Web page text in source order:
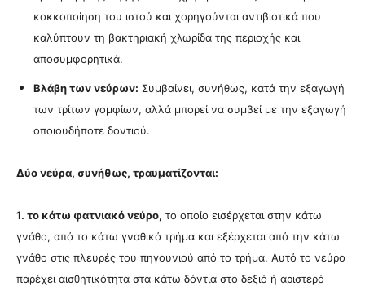
κοκκοποίηση του ιστού και χορηγούνται αντιβιοτικά που
καλύπτουν τη βακτηριακή χλωρίδα της περιοχής και
αποσυμφορητικά.
Βλάβη των νεύρων: Συμβαίνει, συνήθως, κατά την εξαγωγή
των τρίτων γομφίων, αλλά μπορεί να συμβεί με την εξαγωγή
οποιουδήποτε δοντιού.
Δύο νεύρα, συνήθως, τραυματίζονται:
1. το κάτω φατνιακό νεύρο, το οποίο εισέρχεται στην κάτω
γνάθο, από το κάτω γναθικό τρήμα και εξέρχεται από την κάτω
γνάθο στις πλευρές του πηγουνιού από το τρήμα. Αυτό το νεύρο
παρέχει αισθητικότητα στα κάτω δόντια στο δεξιό ή αριστερό